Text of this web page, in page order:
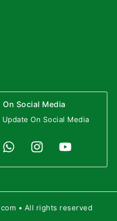
On Social Media
Update On Social Media
• All rights reserved